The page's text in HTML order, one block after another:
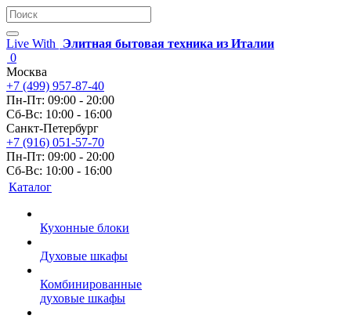
Live With
Элитная бытовая техника из Италии
0
Москва
+7 (499) 957-87-40
Пн-Пт: 09:00 - 20:00
Сб-Вс: 10:00 - 16:00
Санкт-Петербург
+7 (916) 051-57-70
Пн-Пт: 09:00 - 20:00
Сб-Вс: 10:00 - 16:00
Каталог
Кухонные блоки
Духовые шкафы
Комбинированные
духовые шкафы